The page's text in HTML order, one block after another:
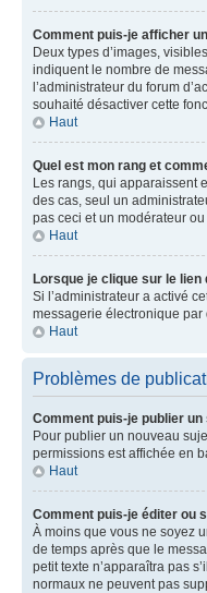
Comment puis-je afficher
Deux types d’images,
indiquent le nombre de
l’administrateur du forum
souhaité désactiver cette
Haut
Quel est mon rang et
Les rangs, qui apparaissent
des cas, seul un
pas ceci et un modérateur
Haut
Lorsque je clique sur le lien
Si l’administrateur a activé
messagerie électronique
Haut
Problèmes de
Comment puis-je publier
Pour publier un nouveau
permissions est affichée en
Haut
Comment puis-je éditer ou
À moins que vous ne soyez
de temps après que le
petit texte n’apparaîtra pas
normaux ne peuvent pas